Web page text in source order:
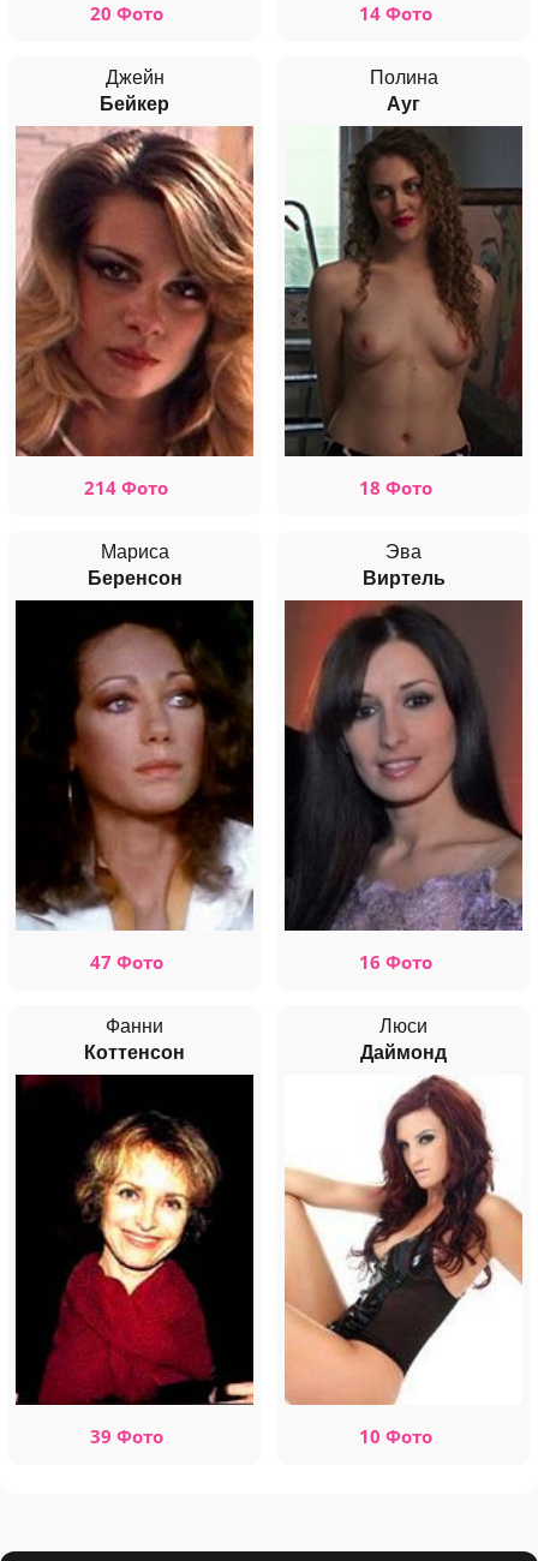
20 Фото 14 Фото
Джейн
Бейкер
214 Фото
Полина
Ауг
18 Фото
Мариса
Беренсон
47 Фото
Эва
Виртель
16 Фото
Фанни
Коттенсон
39 Фото
Люси
Даймонд
10 Фото